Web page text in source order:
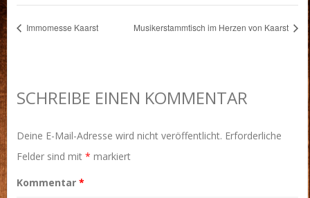
Immomesse Kaarst Musikerstammtisch im Herzen von Kaarst
SCHREIBE EINEN KOMMENTAR
Deine E-Mail-Adresse wird nicht veröffentlicht. Erforderliche
Felder sind mit * markiert
Kommentar *